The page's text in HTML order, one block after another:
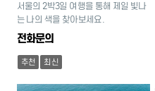
서울의 2박3일 여행을 통해 제일 빛나
는 나의 색을 찾아보세요.
전화문의
추천 최신